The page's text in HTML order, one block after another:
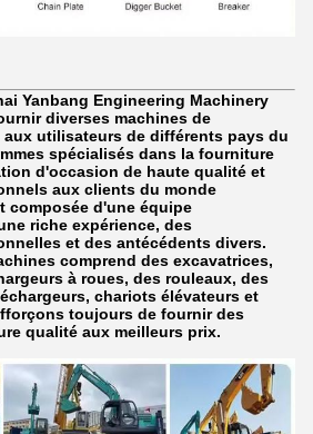
Yanbang Engineering Machinery
diverses machines de
utilisateurs de différents pays du
spécialisés dans la fourniture
d'occasion de haute qualité et
aux clients du monde
composée d'une équipe
riche expérience, des
et des antécédents divers.
comprend des excavatrices,
à roues, des rouleaux, des
chariots élévateurs et
toujours de fournir des
qualité aux meilleurs prix.